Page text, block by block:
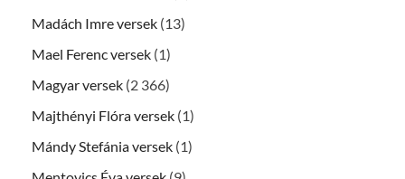
Madách Imre versek (13)
Mael Ferenc versek (1)
Magyar versek (2 366)
Majthényi Flóra versek (1)
Mándy Stefánia versek (1)